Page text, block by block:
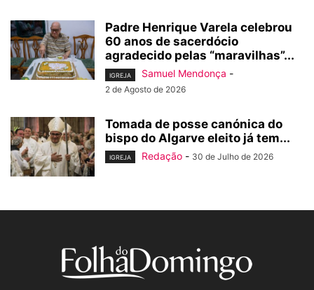
Padre Henrique Varela celebrou
60 anos de sacerdócio
agradecido pelas “maravilhas”...
IGREJA Samuel Mendonça -
2 de Agosto de 2026
Tomada de posse canónica do
bispo do Algarve eleito já tem...
IGREJA Redação - 30 de Julho de 2026